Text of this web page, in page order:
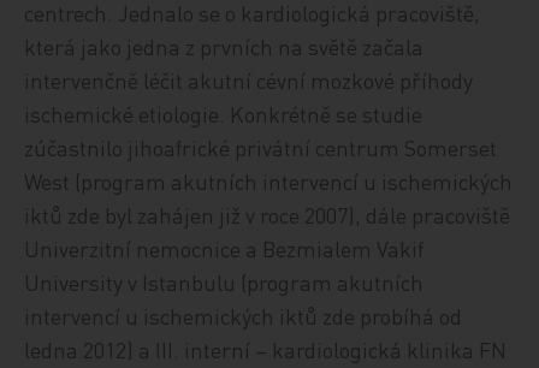
centrech. Jednalo se o kardiologická pracoviště,
která jako jedna z prvních na světě začala
intervenčně léčit akutní cévní mozkové příhody
ischemické etiologie. Konkrétně se studie
zúčastnilo jihoafrické privátní centrum Somerset
West (program akutních intervencí u ischemických
iktů zde byl zahájen již v roce 2007), dále pracoviště
Univerzitní nemocnice a Bezmialem Vakif
University v Istanbulu (program akutních
intervencí u ischemických iktů zde probíhá od
ledna 2012) a III. interní – kardiologická klinika FN